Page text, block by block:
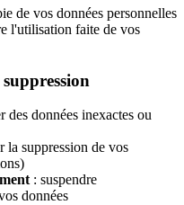
de vos données personnelles
l'utilisation faite de vos
des données inexactes ou
la suppression de vos
: suspendre
données